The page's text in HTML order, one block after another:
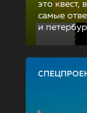
это
самые
и